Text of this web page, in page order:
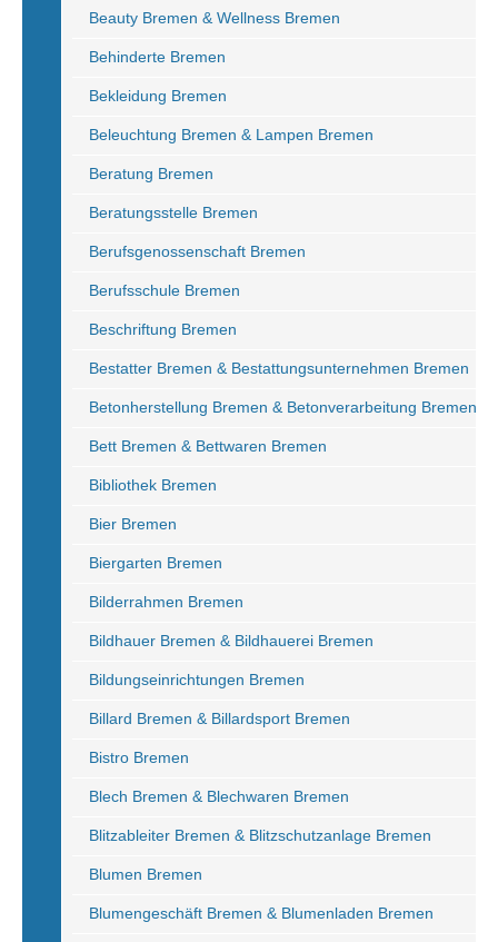
Beauty Bremen & Wellness Bremen
Behinderte Bremen
Bekleidung Bremen
Beleuchtung Bremen & Lampen Bremen
Beratung Bremen
Beratungsstelle Bremen
Berufsgenossenschaft Bremen
Berufsschule Bremen
Beschriftung Bremen
Bestatter Bremen & Bestattungsunternehmen Bremen
Betonherstellung Bremen & Betonverarbeitung Bremen
Bett Bremen & Bettwaren Bremen
Bibliothek Bremen
Bier Bremen
Biergarten Bremen
Bilderrahmen Bremen
Bildhauer Bremen & Bildhauerei Bremen
Bildungseinrichtungen Bremen
Billard Bremen & Billardsport Bremen
Bistro Bremen
Blech Bremen & Blechwaren Bremen
Blitzableiter Bremen & Blitzschutzanlage Bremen
Blumen Bremen
Blumengeschäft Bremen & Blumenladen Bremen